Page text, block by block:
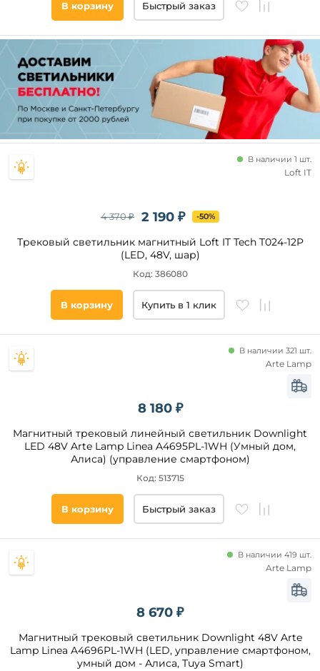
В корзину Быстрый заказ
2 190 ₽
4 370 ₽ -50%
Трековый светильник магнитный Loft IT Tech T024-12P
(LED, 48V, шар)
В наличии 1 шт.
Код: 386080
Loft IT
В корзину Купить в 1 клик
8 180 ₽
Магнитный трековый линейный светильник Downlight
LED 48V Arte Lamp Linea A4695PL-1WH (Умный дом,
Алиса) (управление смартфоном)
В наличии 321 шт.
Код: 513715
Arte Lamp
В корзину Быстрый заказ
8 670 ₽
Магнитный трековый светильник Downlight 48V Arte
Lamp Linea A4696PL-1WH (LED, управление смартфоном,
умный дом - Алиса, Tuya Smart)
В наличии 419 шт.
Arte Lamp